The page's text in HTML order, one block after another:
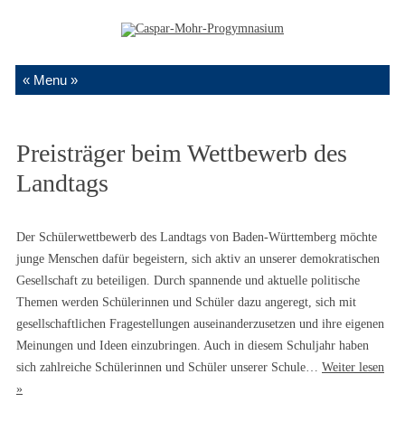
Zum Inhalt springen
Preisträger beim Wettbewerb des
Landtags
Der Schülerwettbewerb des Landtags von Baden-Württemberg möchte
junge Menschen dafür begeistern, sich aktiv an unserer demokratischen
Gesellschaft zu beteiligen. Durch spannende und aktuelle politische
Themen werden Schülerinnen und Schüler dazu angeregt, sich mit
gesellschaftlichen Fragestellungen auseinanderzusetzen und ihre eigenen
Meinungen und Ideen einzubringen. Auch in diesem Schuljahr haben
sich zahlreiche Schülerinnen und Schüler unserer Schule… Weiter lesen
»